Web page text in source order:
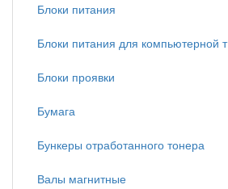
Блоки питания
Блоки питания для компьютерной т
Блоки проявки
Бумага
Бункеры отработанного тонера
Валы магнитные